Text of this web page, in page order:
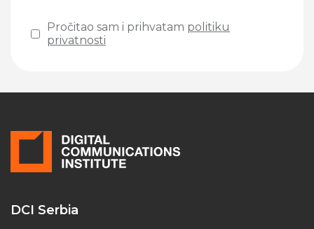
Pročitao sam i prihvatam politiku
privatnosti
DCI Serbia